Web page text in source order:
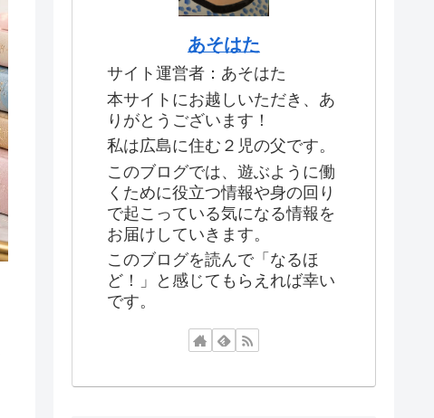
あそはた
サイト運営者：あそはた
本サイトにお越しいただき、あ
りがとうございます！
私は広島に住む２児の父です。
このブログでは、遊ぶように働
くために役立つ情報や身の回り
で起こっている気になる情報を
お届けしていきます。
このブログを読んで「なるほ
ど！」と感じてもらえれば幸い
です。